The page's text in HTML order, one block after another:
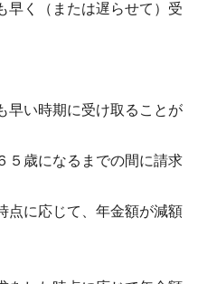
早く（または遅らせて）受
早い時期に受け取ることが
５歳になるまでの間に請求
点に応じて、年金額が減額